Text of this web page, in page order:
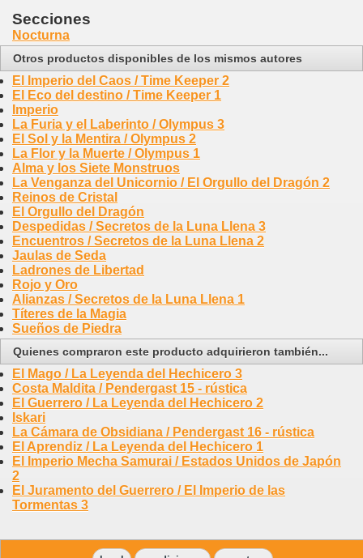
Secciones
Nocturna
Otros productos disponibles de los mismos autores
El Imperio del Caos / Time Keeper 2
El Eco del destino / Time Keeper 1
Imperio
La Furia y el Laberinto / Olympus 3
El Sol y la Mentira / Olympus 2
La Flor y la Muerte / Olympus 1
Alma y los Siete Monstruos
La Venganza del Unicornio / El Orgullo del Dragón 2
Reinos de Cristal
El Orgullo del Dragón
Despedidas / Secretos de la Luna Llena 3
Encuentros / Secretos de la Luna Llena 2
Jaulas de Seda
Ladrones de Libertad
Rojo y Oro
Alianzas / Secretos de la Luna Llena 1
Títeres de la Magia
Sueños de Piedra
Quienes compraron este producto adquirieron también...
El Mago / La Leyenda del Hechicero 3
Costa Maldita / Pendergast 15 - rústica
El Guerrero / La Leyenda del Hechicero 2
Iskari
La Cámara de Obsidiana / Pendergast 16 - rústica
El Aprendiz / La Leyenda del Hechicero 1
El Imperio Mecha Samurai / Estados Unidos de Japón
2
El Juramento del Guerrero / El Imperio de las
Tormentas 3